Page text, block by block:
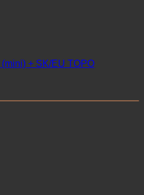
+ SK/EU TOPO